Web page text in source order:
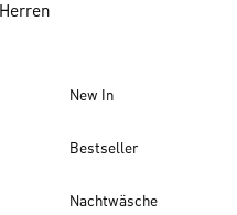
Herren
New In
Bestseller
Nachtwäsche